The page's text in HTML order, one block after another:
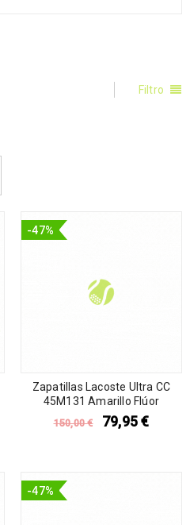
Filtro
-47%
Zapatillas Lacoste Ultra CC
45M131 Amarillo Flúor
150,00€ 79,95€
-47%